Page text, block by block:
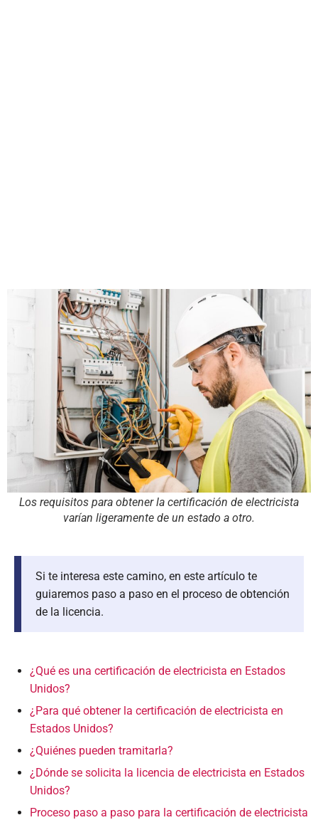
Los requisitos para obtener la certificación de electricista
varían ligeramente de un estado a otro.
Si te interesa este camino, en este artículo te
guiaremos paso a paso en el proceso de obtención
de la licencia.
¿Qué es una certificación de electricista en Estados
Unidos?
¿Para qué obtener la certificación de electricista en
Estados Unidos?
¿Quiénes pueden tramitarla?
¿Dónde se solicita la licencia de electricista en Estados
Unidos?
Proceso paso a paso para la certificación de electricista